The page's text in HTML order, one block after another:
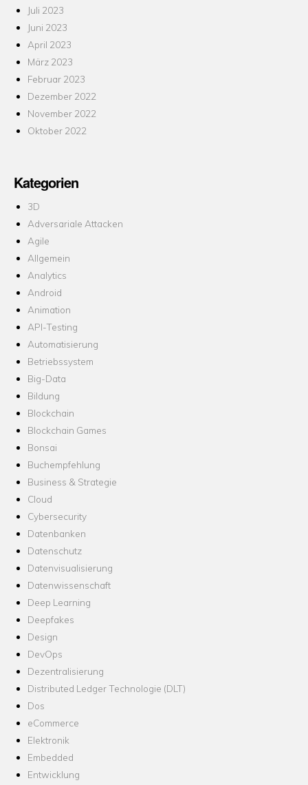
Juli 2023
Juni 2023
April 2023
März 2023
Februar 2023
Dezember 2022
November 2022
Oktober 2022
Kategorien
3D
Adversariale Attacken
Agile
Allgemein
Analytics
Android
Animation
API-Testing
Automatisierung
Betriebssystem
Big-Data
Bildung
Blockchain
Blockchain Games
Bonsai
Buchempfehlung
Business & Strategie
Cloud
Cybersecurity
Datenbanken
Datenschutz
Datenvisualisierung
Datenwissenschaft
Deep Learning
Deepfakes
Design
DevOps
Dezentralisierung
Distributed Ledger Technologie (DLT)
Dos
eCommerce
Elektronik
Embedded
Entwicklung